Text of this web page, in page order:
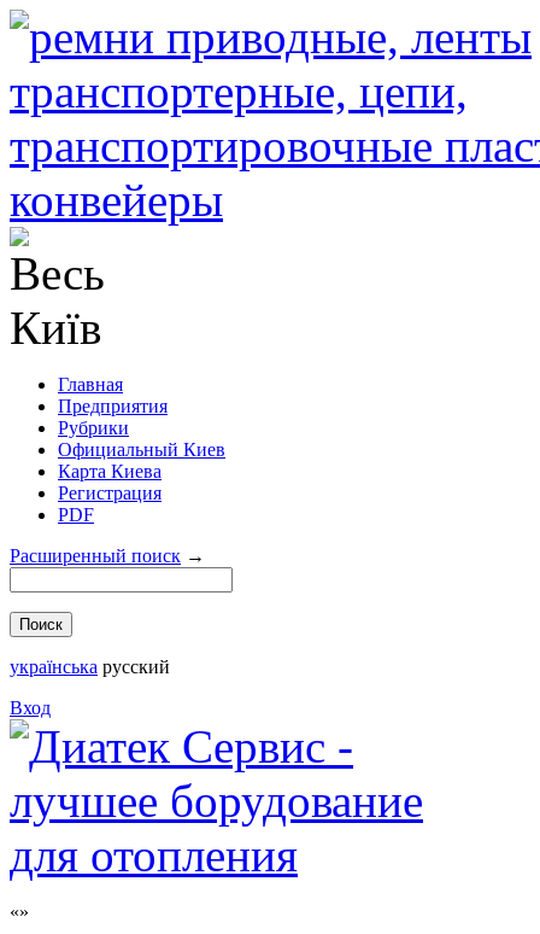
Главная
Предприятия
Рубрики
Официальный Киев
Карта Киева
Регистрация
PDF
Расширенный поиск →
українська русский
Вход